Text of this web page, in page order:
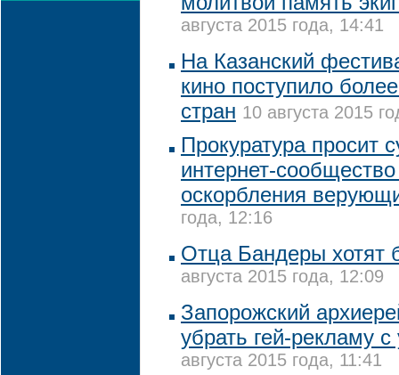
августа 2015 года, 14:41
На Казанский
кино поступило
стран 10 августа 2015
Прокуратура просит
интернет-
оскорбления
года, 12:16
Отца Бандеры хотят
августа 2015 года, 12:09
Запорожский
убрать гей-рекламу с
августа 2015 года, 11:41